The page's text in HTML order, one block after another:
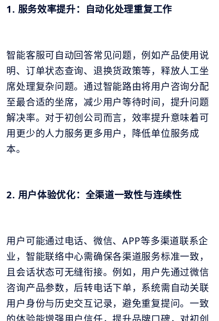
1. 服务效率提升：自动化处理重复工作
智能客服可自动回答常见问题，例如产品使用说
明、订单状态查询、退换货政策等，释放人工坐
席处理复杂问题。通过智能路由将用户咨询分配
至最合适的坐席，减少用户等待时间，提升问题
解决率。对于初创公司而言，效率提升意味着可
用更少的人力服务更多用户，降低单位服务成
本。
2. 用户体验优化：全渠道一致性与连续性
用户可能通过电话、微信、APP等多渠道联系企
业，智能联络中心需确保各渠道服务标准一致，
且会话状态可无缝衔接。例如，用户先通过微信
咨询产品参数，后转电话下单，系统需自动关联
用户身份与历史交互记录，避免重复提问。一致